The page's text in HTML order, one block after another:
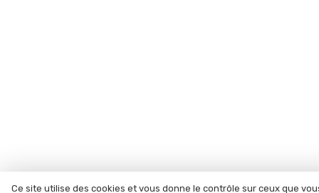
Ce site utilise des cookies et vous donne le contrôle sur ceux que